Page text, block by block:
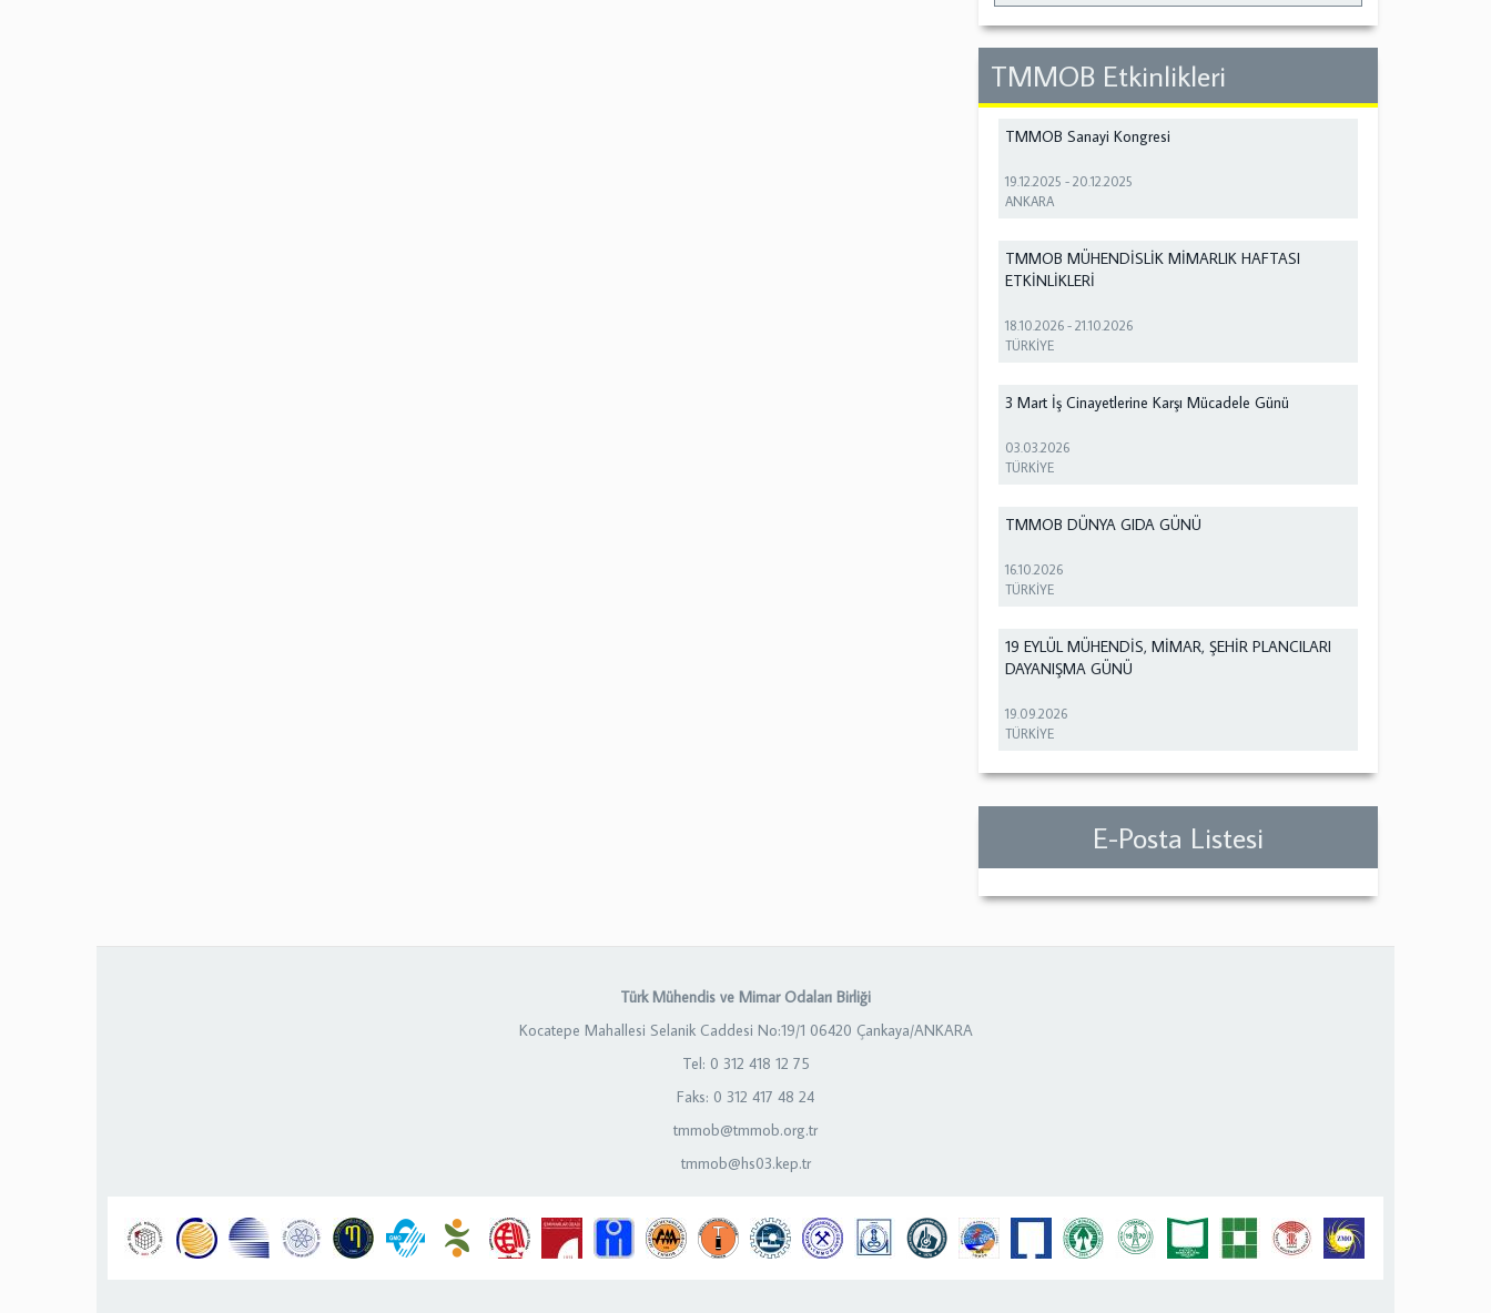
TMMOB Etkinlikleri
TMMOB Sanayi Kongresi
19.12.2025 -20.12.2025
ANKARA
TMMOB MÜHENDİSLİK MİMARLIK HAFTASI
ETKİNLİKLERİ
18.10.2026 -21.10.2026
TÜRKİYE
3 Mart İş Cinayetlerine Karşı Mücadele Günü
03.03.2026
TÜRKİYE
TMMOB DÜNYA GIDA GÜNÜ
16.10.2026
TÜRKİYE
19 EYLÜL MÜHENDİS, MİMAR, ŞEHİR PLANCILARI
DAYANIŞMA GÜNÜ
19.09.2026
TÜRKİYE
E-Posta Listesi
Türk Mühendis ve Mimar Odaları Birliği
Kocatepe Mahallesi Selanik Caddesi No:19/1 06420 Çankaya/ANKARA
Tel: 0 312 418 12 75
Faks: 0 312 417 48 24
tmmob@tmmob.org.tr
tmmob@hs03.kep.tr